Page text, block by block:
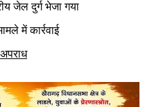
जेल दुर्ग भेजा गया
में कार्रवाई
अपराध